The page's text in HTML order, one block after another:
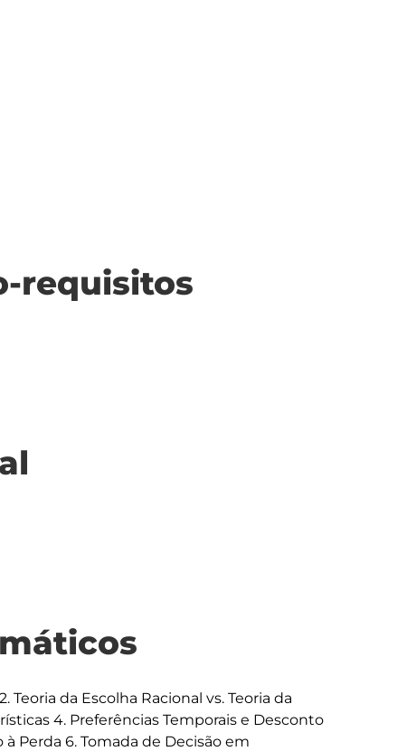
requisitos
da Escolha Racional vs. Teoria da
4. Preferências Temporais e Desconto
Perda 6. Tomada de Decisão em